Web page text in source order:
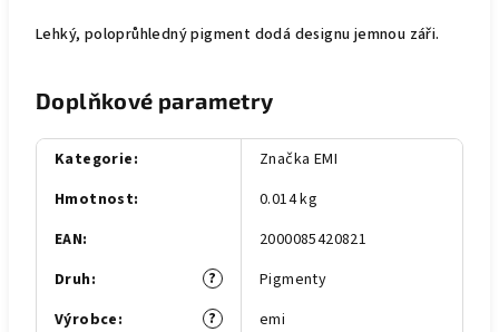
Lehký, poloprůhledný pigment dodá designu jemnou záři.
Doplňkové parametry
Kategorie:
Značka EMI
Hmotnost:
0.014 kg
EAN:
2000085420821
?
Druh:
Pigmenty
?
Výrobce:
emi